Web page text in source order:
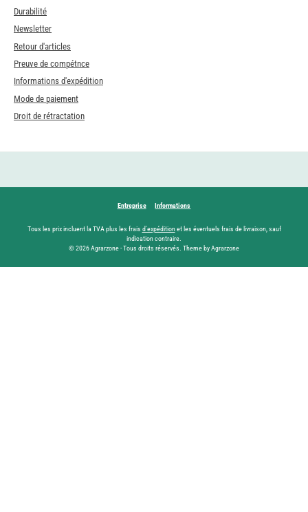
Durabilité
Newsletter
Retour d'articles
Preuve de compétnce
Informations d'expédition
Mode de paiement
Droit de rétractation
Entreprise Informations
Tous les prix incluent la TVA plus les frais d'expéditionet les éventuels frais de livraison, sauf
indication contraire.
© 2026 Agrarzone - Tous droits réservés. Theme by Agrarzone